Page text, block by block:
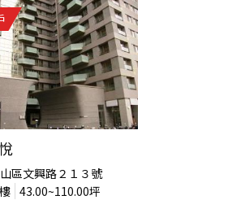
區文興路２１３號
43.00~110.00坪